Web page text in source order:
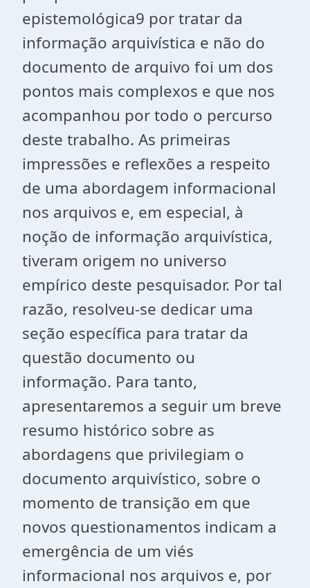
epistemológica9 por tratar da
informação arquivística e não do
documento de arquivo foi um dos
pontos mais complexos e que nos
acompanhou por todo o percurso
deste trabalho. As primeiras
impressões e reflexões a respeito
de uma abordagem informacional
nos arquivos e, em especial, à
noção de informação arquivística,
tiveram origem no universo
empírico deste pesquisador. Por tal
razão, resolveu-se dedicar uma
seção específica para tratar da
questão documento ou
informação. Para tanto,
apresentaremos a seguir um breve
resumo histórico sobre as
abordagens que privilegiam o
documento arquivístico, sobre o
momento de transição em que
novos questionamentos indicam a
emergência de um viés
informacional nos arquivos e, por